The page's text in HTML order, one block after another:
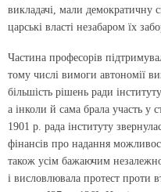
викладачі, мали демократичну
царські власті незабаром їх
Частина професорів
тому числі вимоги автономії
більшість рішень ради
а інколи й сама брала участь у
1901 р. рада інституту
фінансів про надання
також усім бажаючим незалежно
і висловлювала протест проти